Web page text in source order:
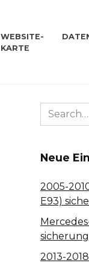
WEBSITE-
KARTE
Search
for:
Neue
2005-
E93)
2013-